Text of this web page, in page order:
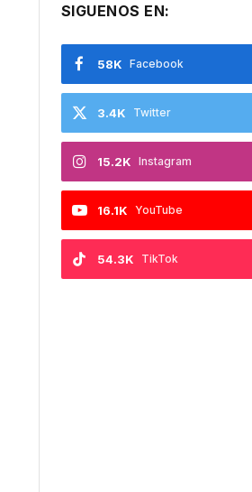
SIGUENOS EN:
Facebook
58K
Twitter
3.4K
Instagram
15.2K
YouTube
16.1K
TikTok
54.3K